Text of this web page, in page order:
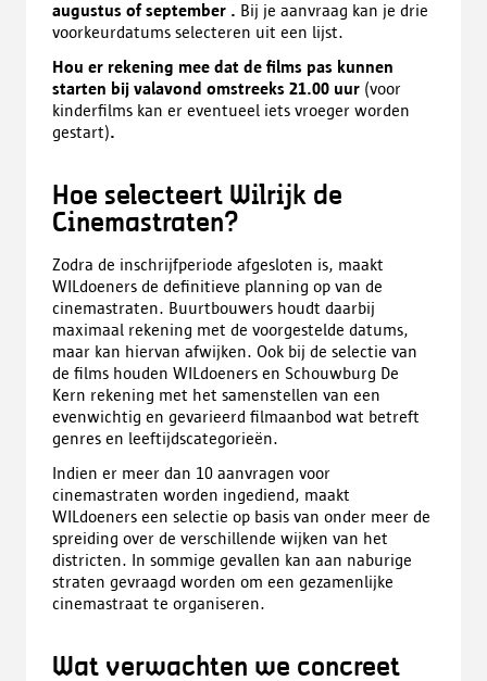
augustus of september . Bij je aanvraag kan je drie
voorkeurdatums selecteren uit een lijst.
Hou er rekening mee dat de films pas kunnen
starten bij valavond omstreeks 21.00 uur (voor
kinderfilms kan er eventueel iets vroeger worden
gestart).
Hoe selecteert Wilrijk de
Cinemastraten?
Zodra de inschrijfperiode afgesloten is, maakt
WILdoeners de definitieve planning op van de
cinemastraten. Buurtbouwers houdt daarbij
maximaal rekening met de voorgestelde datums,
maar kan hiervan afwijken. Ook bij de selectie van
de films houden WILdoeners en Schouwburg De
Kern rekening met het samenstellen van een
evenwichtig en gevarieerd filmaanbod wat betreft
genres en leeftijdscategorieën.
Indien er meer dan 10 aanvragen voor
cinemastraten worden ingediend, maakt
WILdoeners een selectie op basis van onder meer de
spreiding over de verschillende wijken van het
districten. In sommige gevallen kan aan naburige
straten gevraagd worden om een gezamenlijke
cinemastraat te organiseren.
Wat verwachten we concreet